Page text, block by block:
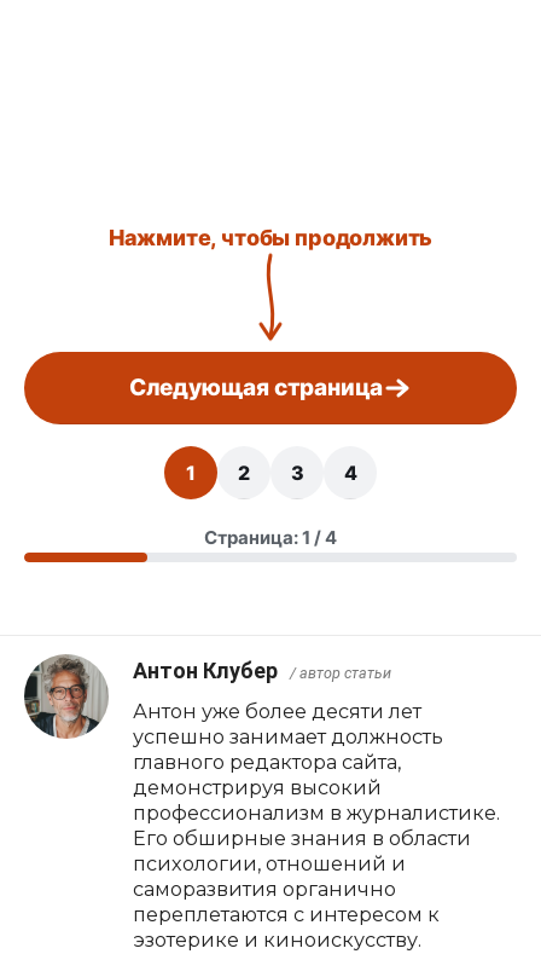
Нажмите, чтобы продолжить
Следующая страница
1 2 3 4
Страница: 1 / 4
Антон Клубер / автор статьи
Антон уже более десяти лет
успешно занимает должность
главного редактора сайта,
демонстрируя высокий
профессионализм в журналистике.
Его обширные знания в области
психологии, отношений и
саморазвития органично
переплетаются с интересом к
эзотерике и киноискусству.